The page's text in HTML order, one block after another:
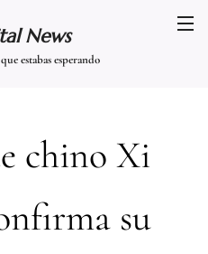
News
estabas esperando
chino Xi
su